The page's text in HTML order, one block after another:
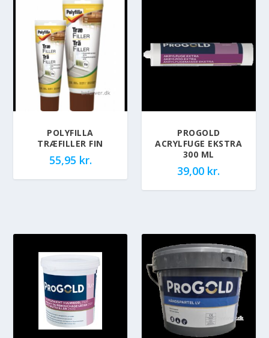
POLYFILLA
TRÆFILLER FIN
55,95 kr.
PROGOLD
ACRYLFUGE EKSTRA
300 ML
39,00 kr.